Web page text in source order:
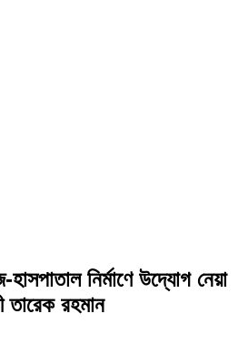
নির্মাণে উদ্যোগ নেয়া
তারেক রহমান